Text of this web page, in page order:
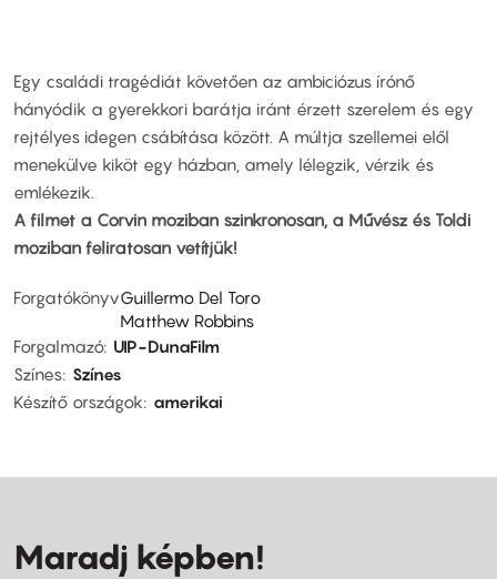
Egy családi tragédiát követően az ambiciózus írónő
hányódik a gyerekkori barátja iránt érzett szerelem és egy
rejtélyes idegen csábítása között. A múltja szellemei elől
menekülve kiköt egy házban, amely lélegzik, vérzik és
emlékezik.
A filmet a Corvin moziban szinkronosan, a Művész és Toldi
moziban feliratosan vetítjük!
ForgatókönyvGuillermo Del Toro
Matthew Robbins
Forgalmazó UIP-DunaFilm
Színes Színes
Készítő országok
amerikai
Maradj képben!